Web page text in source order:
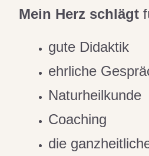
Mein Herz schlägt
gute Didaktik
ehrliche
Naturheilkunde
Coaching
die